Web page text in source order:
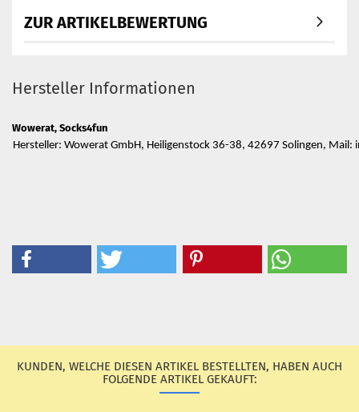
ZUR ARTIKELBEWERTUNG
Hersteller Informationen
Wowerat, Socks4fun
Hersteller: Wowerat GmbH, Heiligenstock 36-38, 42697 Solingen,
KUNDEN, WELCHE DIESEN ARTIKEL BESTELLTEN, HABEN AUCH
FOLGENDE ARTIKEL GEKAUFT: